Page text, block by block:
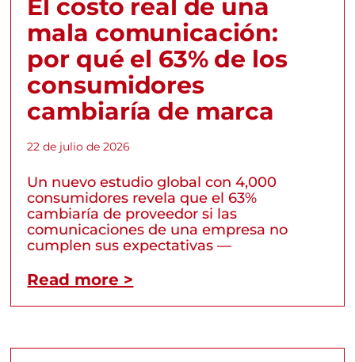
El costo real de una
mala comunicación:
por qué el 63% de los
consumidores
cambiaría de marca
22 de julio de 2026
Un nuevo estudio global con 4,000
consumidores revela que el 63%
cambiaría de proveedor si las
comunicaciones de una empresa no
cumplen sus expectativas —
Read more >